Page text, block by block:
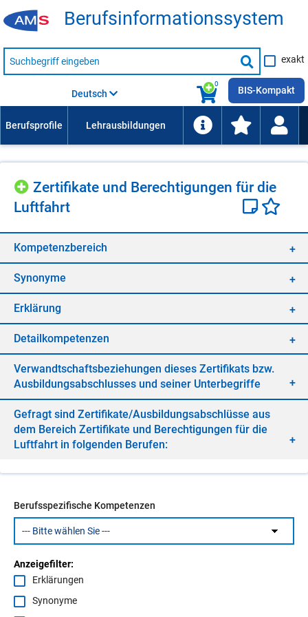
Be­rufs­in­for­ma­ti­ons­sys­tem
Suche
nach
Suche
starten
exakt
0
Deutsch BIS-Kompakt
Zer­ti­fi­ka­te und Be­rech­ti­gun­gen für die
Luft­fahrt
Kom­pe­tenz­be­reich
Syn­ony­me
Er­klä­rung
De­tail­kom­pe­ten­zen
Ver­wandt­schafts­be­zie­hun­gen die­ses Zer­ti­fi­kats bzw.
Aus­bil­dungs­ab­schlus­ses und sei­ner Un­ter­be­grif­fe
Ge­fragt sind Zer­ti­fi­ka­te/​Aus­bil­dungs­ab­schlüs­se aus
dem Be­reich Zer­ti­fi­ka­te und Be­rech­ti­gun­gen für die
Luft­fahrt in fol­gen­den Be­ru­fen:
Berufsspezifische Kompetenzen
Anzeigefilter:
Erklärungen
Synonyme